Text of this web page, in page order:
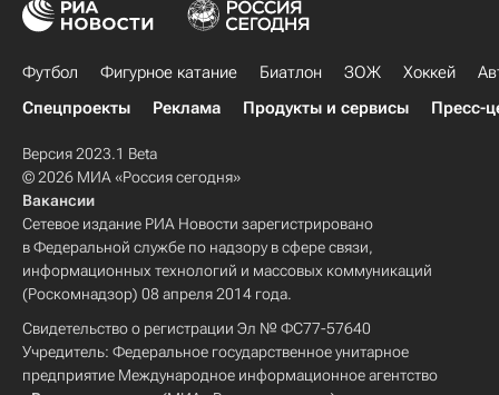
Футбол Фигурное катание Биатлон ЗОЖ Хоккей
Спецпроекты
Реклама Продукты и сервисы Пресс-
Версия 2023.1 Beta
© 2026 МИА «Россия сегодня»
Вакансии
Сетевое издание РИА Новости зарегистрировано
в Федеральной службе по надзору в сфере связи,
информационных технологий и массовых коммуникаций
(Роскомнадзор) 08 апреля 2014 года.
Свидетельство о регистрации Эл № ФС77-57640
Учредитель: Федеральное государственное унитарное
предприятие Международное информационное агентство